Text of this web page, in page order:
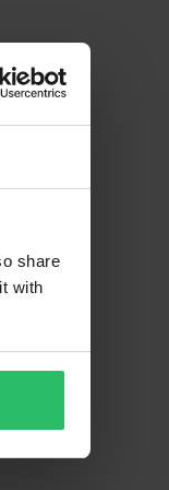
share
with